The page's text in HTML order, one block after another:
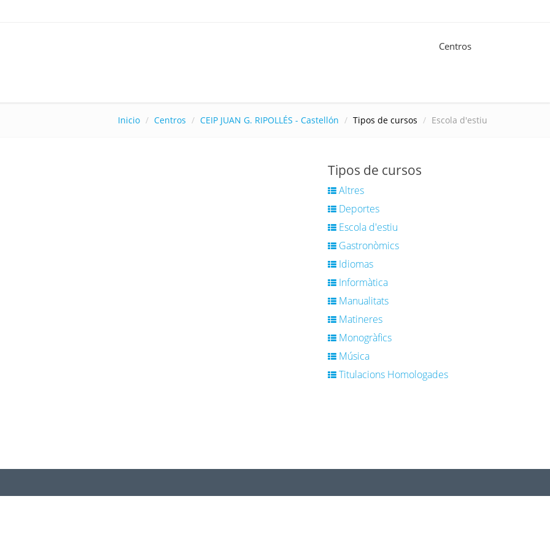
Centros
Inicio Centros CEIP JUAN G. RIPOLLÉS - Castellón Tipos de cursos Escola d'estiu
Tipos de cursos
Altres
Deportes
Escola d'estiu
Gastronòmics
Idiomas
Informàtica
Manualitats
Matineres
Monogràfics
Música
Titulacions Homologades